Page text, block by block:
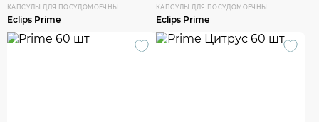
КАПСУЛЫ ДЛЯ ПОСУДОМОЕЧНЫХ МАШИН
Eclips Prime
КАПСУЛЫ ДЛЯ ПОСУДОМОЕЧНЫХ МАШИН
Eclips Prime